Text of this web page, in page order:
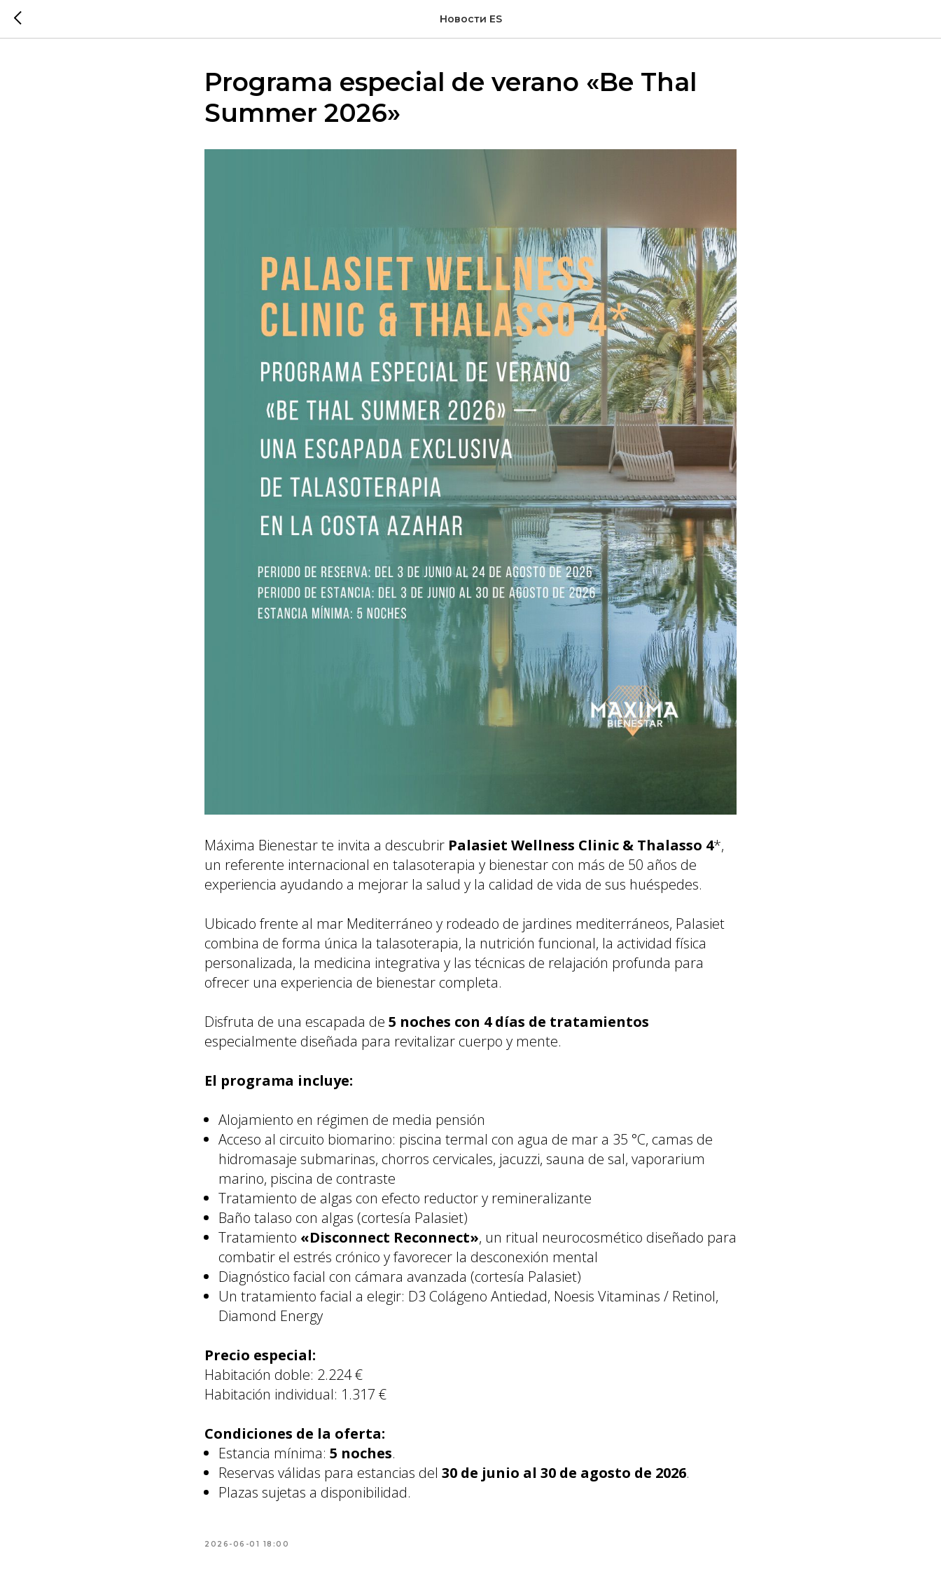
Новости ES
Programa especial de verano «Be Thal
Summer 2026»
Máxima Bienestar te invita a descubrir Palasiet Wellness Clinic & Thalasso 4*,
un referente internacional en talasoterapia y bienestar con más de 50 años de
experiencia ayudando a mejorar la salud y la calidad de vida de sus huéspedes.
Ubicado frente al mar Mediterráneo y rodeado de jardines mediterráneos, Palasiet
combina de forma única la talasoterapia, la nutrición funcional, la actividad física
personalizada, la medicina integrativa y las técnicas de relajación profunda para
ofrecer una experiencia de bienestar completa.
Disfruta de una escapada de 5 noches con 4 días de tratamientos
especialmente diseñada para revitalizar cuerpo y mente.
El programa incluye:
Alojamiento en régimen de media pensión
Acceso al circuito biomarino: piscina termal con agua de mar a 35 °C, camas de
hidromasaje submarinas, chorros cervicales, jacuzzi, sauna de sal, vaporarium
marino, piscina de contraste
Tratamiento de algas con efecto reductor y remineralizante
Baño talaso con algas (cortesía Palasiet)
Tratamiento «Disconnect Reconnect», un ritual neurocosmético diseñado para
combatir el estrés crónico y favorecer la desconexión mental
Diagnóstico facial con cámara avanzada (cortesía Palasiet)
Un tratamiento facial a elegir: D3 Colágeno Antiedad, Noesis Vitaminas / Retinol,
Diamond Energy
Precio especial:
Habitación doble: 2.224 €
Habitación individual: 1.317 €
Condiciones de la oferta:
Estancia mínima: 5 noches.
Reservas válidas para estancias del 30 de junio al 30 de agosto de 2026.
Plazas sujetas a disponibilidad.
2026-06-01 18:00